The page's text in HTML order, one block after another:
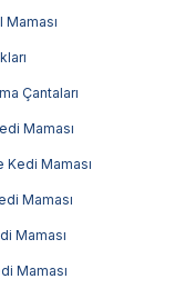
Maması
Çantaları
Maması
Kedi Maması
Maması
Maması
Maması